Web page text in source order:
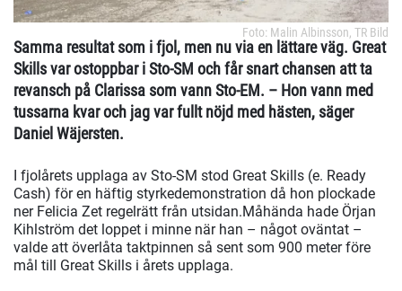
Foto: Malin Albinsson, TR Bild
Samma resultat som i fjol, men nu via en lättare väg. Great
Skills var ostoppbar i Sto-SM och får snart chansen att ta
revansch på Clarissa som vann Sto-EM. – Hon vann med
tussarna kvar och jag var fullt nöjd med hästen, säger
Daniel Wäjersten.
I fjolårets upplaga av Sto-SM stod Great Skills (e. Ready
Cash) för en häftig styrkedemonstration då hon plockade
ner Felicia Zet regelrätt från utsidan.Måhända hade Örjan
Kihlström det loppet i minne när han – något oväntat –
valde att överlåta taktpinnen så sent som 900 meter före
mål till Great Skills i årets upplaga.